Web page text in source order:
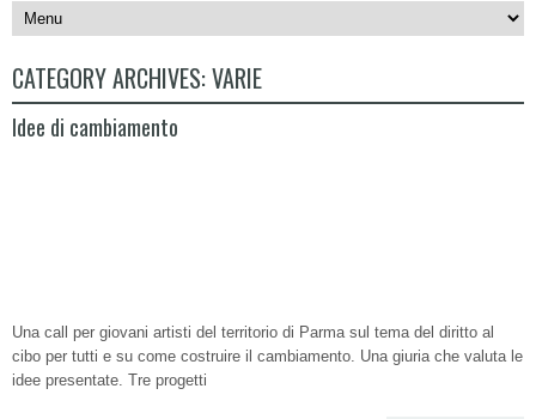
CATEGORY ARCHIVES:VARIE
Idee di cambiamento
Una call per giovani artisti del territorio di Parma sul tema del diritto al
cibo per tutti e su come costruire il cambiamento. Una giuria che valuta le
idee presentate. Tre progetti